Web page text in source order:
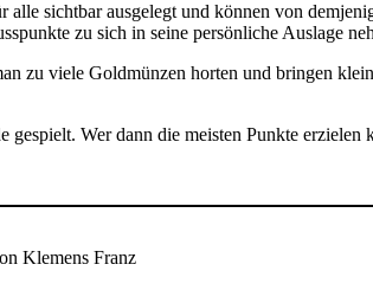
sichtbar ausgelegt und können von
zu sich in seine persönliche Auslage
zu viele Goldmünzen horten und bringen
Wer dann die meisten Punkte erzielen
Klemens Franz